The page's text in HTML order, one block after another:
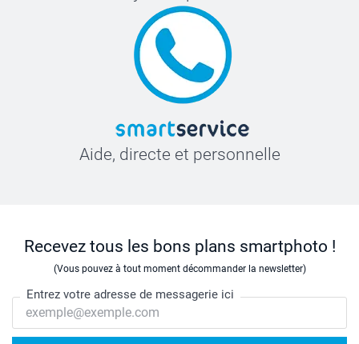
Aide, directe et personnelle
Recevez tous les bons plans smartphoto !
(Vous pouvez à tout moment décommander la newsletter)
Entrez votre adresse de messagerie ici